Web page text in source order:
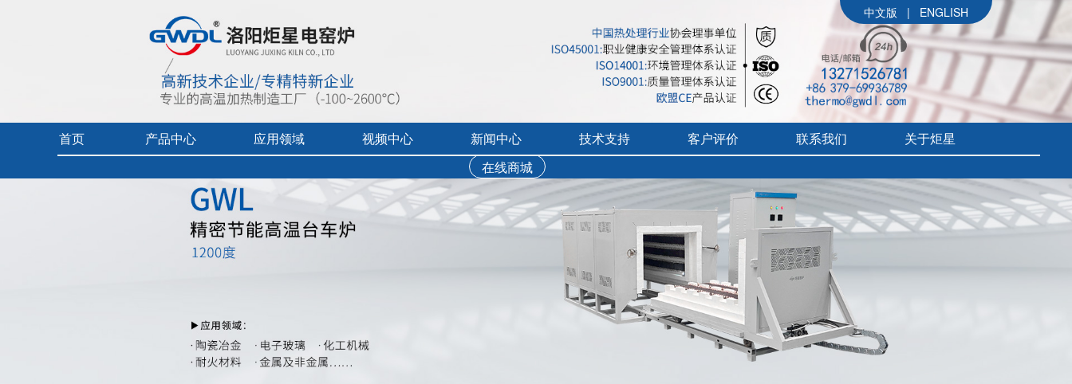
中文版 | ENGLISH
首页 产品中心 应用领域
燃料电池专用炉
热加工技术（空气）
先进材料、增材制造、铸造
实验室、电池材料
视频中心
产品中心目录宣传视频
新闻中心
行业展会活动
公司新闻
技术支持
售后服务
免费培训
视频资料下载
客户评价
工业炉客户评价
真空气氛炉客户评价
耐火隔热材料客户评价
烘干箱客户评价
联系我们 关于炬星
参展信息
炬星大事记
企业文化
组织架构
在线商城
首页> 产品中心 >实验电炉-熔块炉 > GWDL1200度精密台车电炉 电阻加热炉 高温合金电阻带